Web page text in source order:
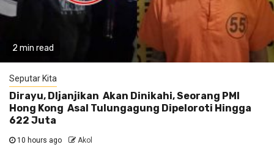
2 min read
Seputar Kita
Dirayu, DIjanjikan Akan Dinikahi, Seorang PMI
Hong Kong Asal Tulungagung Dipeloroti Hingga
622 Juta
10 hours ago Akol